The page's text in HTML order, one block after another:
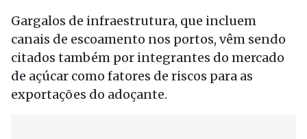
Gargalos de infraestrutura, que incluem
canais de escoamento nos portos, vêm sendo
citados também por integrantes do mercado
de açúcar como fatores de riscos para as
exportações do adoçante.